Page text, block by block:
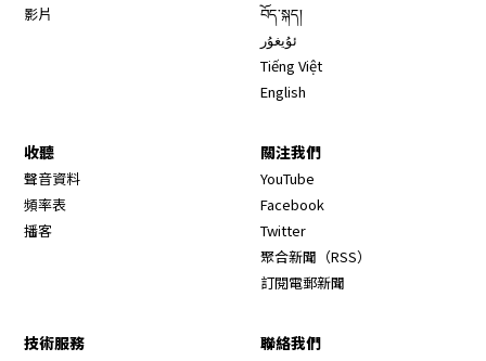
影片
བོད་སྐད།
ئۇيغۇر
Tiếng Việt
English
收聽
聲音資料
頻率表
播客
關注我們
YouTube
Facebook
Twitter
聚合新聞（RSS）
訂閱電郵新聞
技術服務 聯絡我們